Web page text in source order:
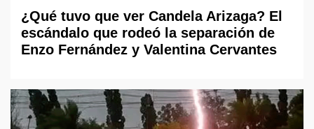
¿Qué tuvo que ver Candela Arizaga? El
escándalo que rodeó la separación de
Enzo Fernández y Valentina Cervantes